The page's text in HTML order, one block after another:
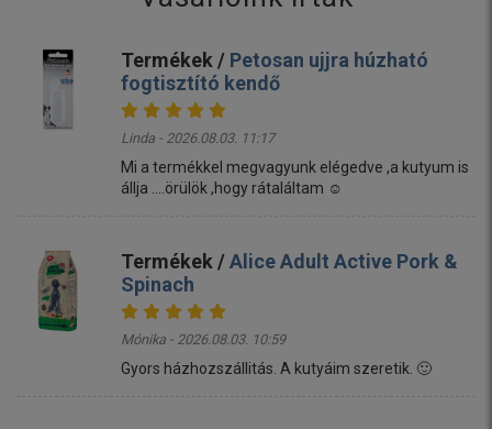
Termékek / Petosan ujjra húzható
fogtisztító kendő
Linda - 2026.08.03. 11:17
Mi a termékkel megvagyunk elégedve ,a kutyum is
állja ....örülök ,hogy rátaláltam ☺️
Termékek /Alice Adult Active Pork &
Spinach
Mónika - 2026.08.03. 10:59
Gyors házhozszállitás. A kutyáim szeretik. 🙂